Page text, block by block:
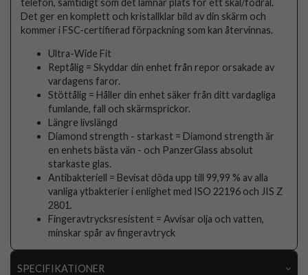
Det ger en komplett och kristallklar bild av din skärm och
kommer i FSC-certifierad förpackning som kan återvinnas.
Ultra-Wide Fit
Reptålig = Skyddar din enhet från repor orsakade av
vardagens faror.
Stöttålig = Håller din enhet säker från ditt vardagliga
fumlande, fall och skärmsprickor.
Längre livslängd
Diamond strength - starkast = Diamond strength är
en enhets bästa vän - och PanzerGlass absolut
starkaste glas.
Antibakteriell = Bevisat döda upp till 99,99 % av alla
vanliga ytbakterier i enlighet med ISO 22196 och JIS Z
2801.
Fingeravtrycksresistent = Avvisar olja och vatten,
minskar spår av fingeravtryck
SPECIFIKATIONER